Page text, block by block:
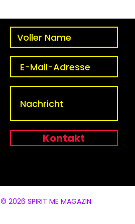
Zeit: Nadine Poschner
Kontakt
© 2026 SPIRIT ME MAGAZIN